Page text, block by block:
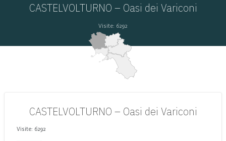
CASTELVOLTURNO – Oasi dei Variconi
Visite: 6292
CASTELVOLTURNO – Oasi dei Variconi
Visite: 6292